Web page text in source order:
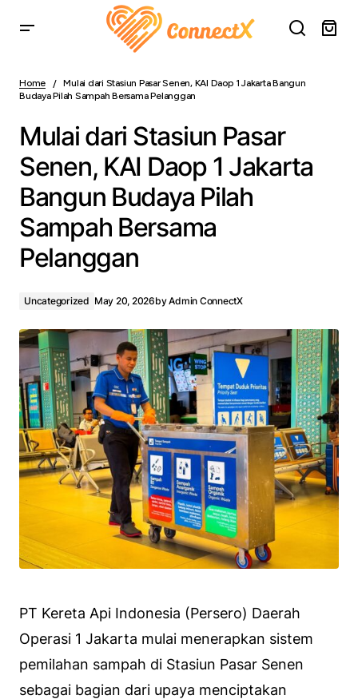
Bangun Budaya Pilah Sampah Bersama Pelanggan
Home
Mulai dari Stasiun Pasar Senen, KAI Daop 1 Jakarta Bangun
Budaya Pilah Sampah Bersama Pelanggan
Mulai dari Stasiun Pasar
Senen, KAI Daop 1 Jakarta
Bangun Budaya Pilah
Sampah Bersama
Pelanggan
Uncategorized May 20, 2026byAdmin ConnectX
PT Kereta Api Indonesia (Persero) Daerah
Operasi 1 Jakarta mulai menerapkan sistem
pemilahan sampah di Stasiun Pasar Senen
sebagai bagian dari upaya menciptakan